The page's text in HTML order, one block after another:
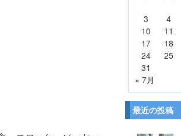
3
4
10
11
17
18
24
25
31
« 7月
最近の投稿